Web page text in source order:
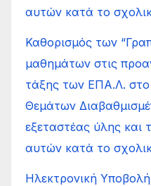
αυτών κατά το
Καθορισμός των
μαθημάτων στις
τάξης των ΕΠΑ.Λ. στο
Θεμάτων
εξεταστέας ύλης και
αυτών κατά το
Ηλεκτρονική